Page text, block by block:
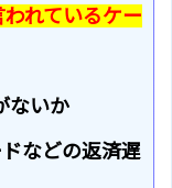
れているケー
ないか
などの返済遅